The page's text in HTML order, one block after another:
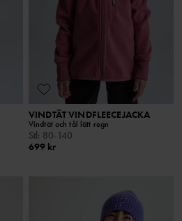
VINDTÄT VINDFLEECEJACKA
Vindtät och tål lätt regn
Stl : 80-140
699 kr